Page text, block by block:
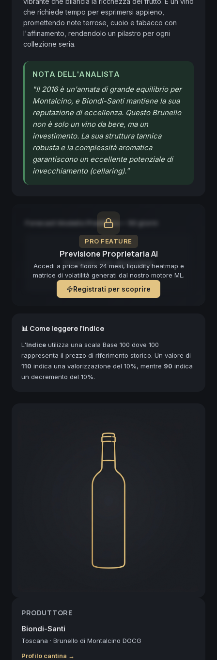
che richiede tempo per esprimersi appieno,
promettendo note terrose, cuoio e tabacco con
l'affinamento, rendendolo un pilastro per ogni
collezione seria.
NOTA DELL'ANALISTA
"Il 2016 è un'annata di grande equilibrio per
Montalcino, e Biondi-Santi mantiene la sua
reputazione di eccellenza. Questo Brunello
non è solo un vino da bere, ma un
investimento. La sua struttura tannica
robusta e la complessità aromatica
garantiscono un eccellente potenziale di
invecchiamento (cellaring)."
PRO FEATURE
Previsione Proprietaria AI
Accedi a price floors 24 mesi, liquidity heatmap e
matrice di volatilità generati dal nostro motore ML.
Registrati per scoprire
Forecast Modello Predittivo — 90 giorni
Forecast non disponibile
📊 Come leggere l'Indice
L'Indice utilizza una scala Base 100 dove 100
rappresenta il prezzo di riferimento storico. Un valore di
110 indica una valorizzazione del 10%, mentre 90 indica
un decremento del 10%.
PRODUTTORE
Biondi-Santi
Toscana · Brunello di Montalcino DOCG
Profilo cantina →